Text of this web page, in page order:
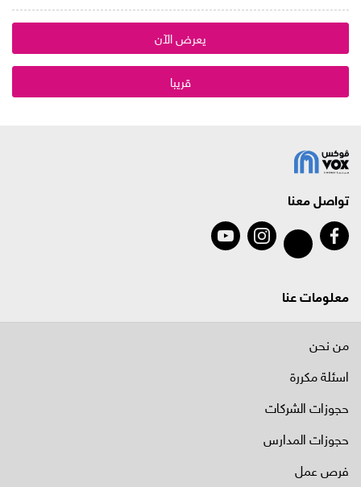
يعرض الآن
قريبا
تواصل معنا
معلومات عنا
من نحن
اسئلة مكررة
حجوزات الشركات
حجوزات المدارس
فرص عمل